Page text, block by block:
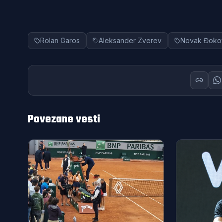
Rolan Garos Aleksander Zverev Novak
Povezane vesti